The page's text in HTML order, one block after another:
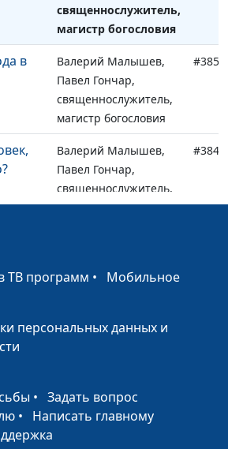
священнослужитель,
магистр богословия
в
Валерий Малышев,
Павел Гончар,
священнослужитель,
магистр богословия
#385
Валерий Малышев,
Павел Гончар,
священнослужитель,
магистр богословия
#384
священнослужитель,
Валерий Малышев,
Валерий Малышев,
ТВ программ • Мобильное
персональных данных и
• Задать вопрос
• Написать главному